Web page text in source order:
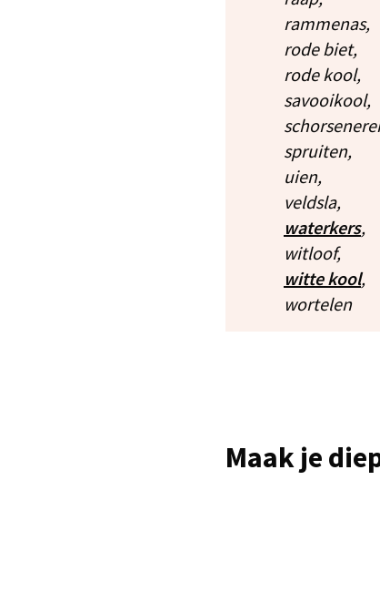
rammenas,
rode biet,
rode kool,
savooikool,
spruiten,
uien,
veldsla,
waterkers,
witloof,
witte kool,
wortelen
Maak je